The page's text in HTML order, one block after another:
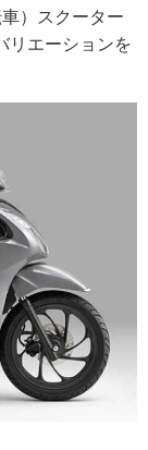
）スクーター
リエーションを